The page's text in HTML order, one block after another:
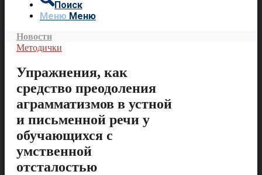
Поиск
Меню Меню
Новости
Методички
Упражнения, как
средство преодоления
аграмматизмов в устной
и письменной речи у
обучающихся с
умственной
отсталостью